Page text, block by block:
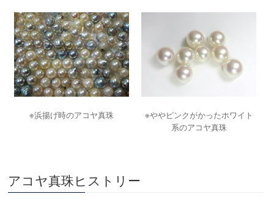
※浜揚げ時のアコヤ真珠
※ややピンクがかったホワイト
系のアコヤ真珠
アコヤ真珠ヒストリー